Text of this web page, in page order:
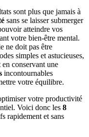
sont plus que jamais à
sans se laisser submerger
atteindre vos
votre bien-être mental.
ne doit pas être
simples et astucieuses,
conservant une
incontournables
votre équilibre.
votre productivité
Voici donc les 8
rapidement et sans